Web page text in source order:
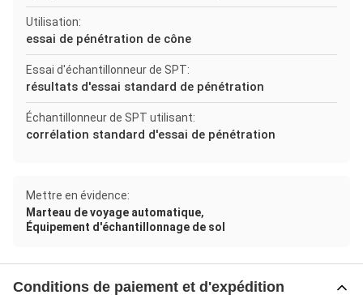
Utilisation:
essai de pénétration de cône
Essai d'échantillonneur de SPT:
résultats d'essai standard de pénétration
Échantillonneur de SPT utilisant:
corrélation standard d'essai de pénétration
Mettre en évidence:
Marteau de voyage automatique,
Équipement d'échantillonnage de sol
Conditions de paiement et d'expédition